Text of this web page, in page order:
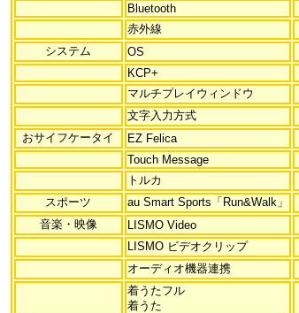
Bluetooth
赤外線
システム
OS
KCP+
マルチプレイウィンドウ
文字入力方式
おサイフケータイ
EZ Felica
Touch Message
トルカ
スポーツ
au Smart Sports「Run&Walk」
音楽・映像
LISMO Video
LISMO ビデオクリップ
オーディオ機器連携
着うたフル
着うた